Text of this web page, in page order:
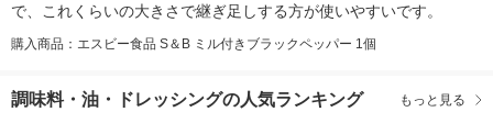
で、これくらいの大きさで継ぎ足しする方が使いやすいです。
購入商品：エスビー食品 S＆B ミル付きブラックペッパー 1個
調味料・油・ドレッシングの人気ランキング もっと見る